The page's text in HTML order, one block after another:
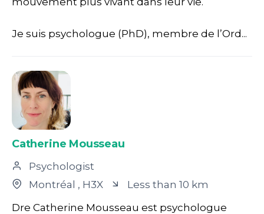
Je suis psychologue (PhD), membre de l’Ord...
Catherine Mousseau
Psychologist
Montréal , H3X
Less than 10 km
Dre Catherine Mousseau est psychologue